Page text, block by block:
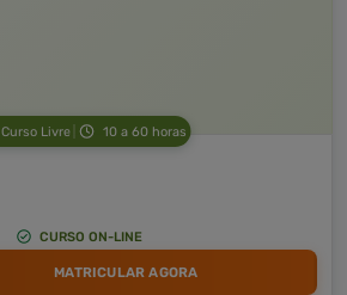
Curso Livre 10 a 60 horas
CURSO ON-LINE
MATRICULAR AGORA